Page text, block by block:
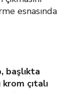
esnasında
başlıkta
çıtalı